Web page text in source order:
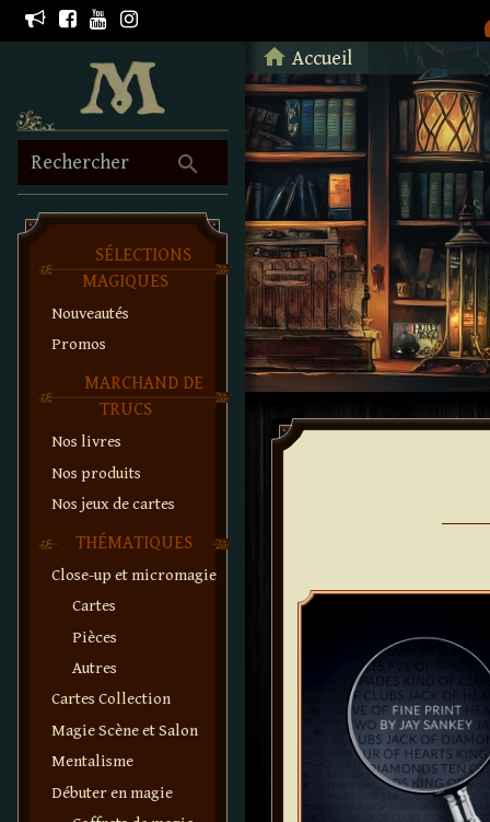
search
Rechercher
SÉLECTIONS
MAGIQUES
Nouveautés
Promos
MARCHAND DE
TRUCS
Nos livres
Nos produits
Nos jeux de cartes
THÉMATIQUES
Close-up et micromagie
Cartes
Pièces
Autres
Cartes Collection
Magie Scène et Salon
Mentalisme
Débuter en magie
home Accueil
Retour à l'accueil